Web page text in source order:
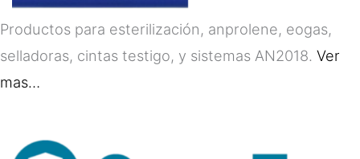
Productos para esterilización, anprolene, eogas,
selladoras, cintas testigo, y sistemas AN2018. Ver
mas…